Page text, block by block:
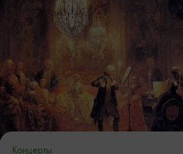
Концерты